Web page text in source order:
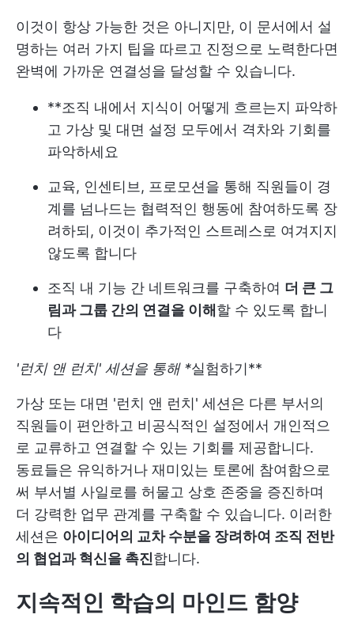
이것이 항상 가능한 것은 아니지만, 이 문서에서 설
명하는 여러 가지 팁을 따르고 진정으로 노력한다면
완벽에 가까운 연결성을 달성할 수 있습니다.
**조직 내에서 지식이 어떻게 흐르는지 파악하
고 가상 및 대면 설정 모두에서 격차와 기회를
파악하세요
교육, 인센티브, 프로모션을 통해 직원들이 경
계를 넘나드는 협력적인 행동에 참여하도록 장
려하되, 이것이 추가적인 스트레스로 여겨지지
않도록 합니다
조직 내 기능 간 네트워크를 구축하여 더 큰 그
림과 그룹 간의 연결을 이해할 수 있도록 합니
다
'런치 앤 런치' 세션을 통해 *실험하기**
가상 또는 대면 '런치 앤 런치' 세션은 다른 부서의
직원들이 편안하고 비공식적인 설정에서 개인적으
로 교류하고 연결할 수 있는 기회를 제공합니다.
동료들은 유익하거나 재미있는 토론에 참여함으로
써 부서별 사일로를 허물고 상호 존중을 증진하며
더 강력한 업무 관계를 구축할 수 있습니다. 이러한
세션은 아이디어의 교차 수분을 장려하여 조직 전반
의 협업과 혁신을 촉진합니다.
지속적인 학습의 마인드 함양